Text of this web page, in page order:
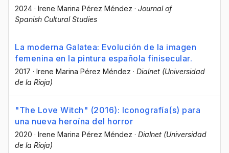
2024 · Irene Marina Pérez Méndez · Journal of
Spanish Cultural Studies
La moderna Galatea: Evolución de la imagen
femenina en la pintura española finisecular.
2017 · Irene Marina Pérez Méndez · Dialnet (Universidad
de la Rioja)
"The Love Witch" (2016): Iconografía(s) para
una nueva heroína del horror
2020 · Irene Marina Pérez Méndez · Dialnet (Universidad
de la Rioja)